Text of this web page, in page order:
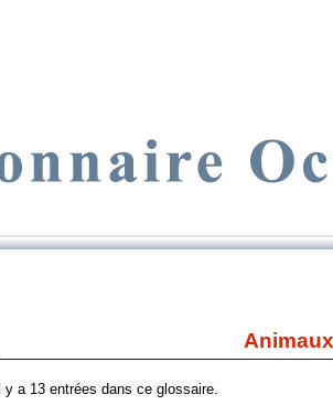
Animaux
Il y a 13 entrées dans ce glossaire.